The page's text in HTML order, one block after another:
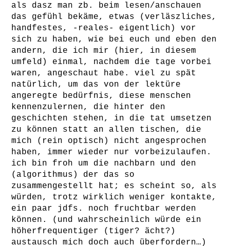
als dasz man zb. beim lesen/anschauen
das gefühl bekäme, etwas (verläszliches,
handfestes, -reales- eigentlich) vor
sich zu haben, wie bei euch und eben den
andern, die ich mir (hier, in diesem
umfeld) einmal, nachdem die tage vorbei
waren, angeschaut habe. viel zu spät
natürlich, um das von der lektüre
angeregte bedürfnis, diese menschen
kennenzulernen, die hinter den
geschichten stehen, in die tat umsetzen
zu können statt an allen tischen, die
mich (rein optisch) nicht angesprochen
haben, immer wieder nur vorbeizulaufen.
ich bin froh um die nachbarn und den
(algorithmus) der das so
zusammengestellt hat; es scheint so, als
würden, trotz wirklich weniger kontakte,
ein paar jdfs. noch fruchtbar werden
können. (und wahrscheinlich würde ein
höherfrequentiger (tiger? ächt?)
austausch mich doch auch überfordern…)